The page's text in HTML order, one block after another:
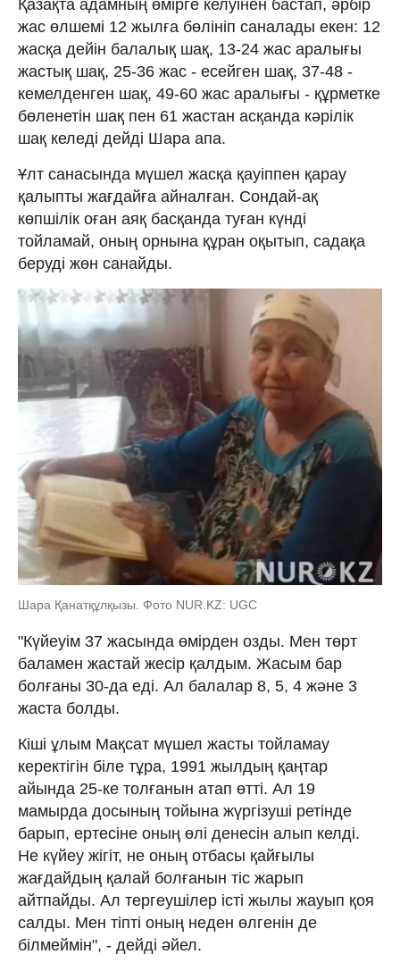
Қазақта адамның өмірге келуінен бастап, әрбір
жас өлшемі 12 жылға бөлініп саналады екен: 12
жасқа дейін балалық шақ, 13-24 жас аралығы
жастық шақ, 25-36 жас - есейген шақ, 37-48 -
кемелденген шақ, 49-60 жас аралығы - құрметке
бөленетін шақ пен 61 жастан асқанда кәрілік
шақ келеді дейді Шара апа.
Ұлт санасында мүшел жасқа қауіппен қарау
қалыпты жағдайға айналған. Сондай-ақ
көпшілік оған аяқ басқанда туған күнді
тойламай, оның орнына құран оқытып, садақа
беруді жөн санайды.
Шара Қанатқұлқызы. Фото NUR.KZ: UGC
"Күйеуім 37 жасында өмірден озды. Мен төрт
баламен жастай жесір қалдым. Жасым бар
болғаны 30-да еді. Ал балалар 8, 5, 4 және 3
жаста болды.
Кіші ұлым Мақсат мүшел жасты тойламау
керектігін біле тұра, 1991 жылдың қаңтар
айында 25-ке толғанын атап өтті. Ал 19
мамырда досының тойына жүргізуші ретінде
барып, ертесіне оның өлі денесін алып келді.
Не күйеу жігіт, не оның отбасы қайғылы
жағдайдың қалай болғанын тіс жарып
айтпайды. Ал тергеушілер істі жылы жауып қоя
салды. Мен тіпті оның неден өлгенін де
білмеймін", - дейді әйел.